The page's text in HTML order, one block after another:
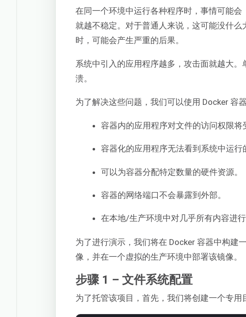
在同一个环境中运行各种程序时，事情可能
就越不稳定。对于普通人来说，这可能没什
时，可能会产生严重的后果。
系统中引入的应用程序越多，攻击面就越大
溃。
为了解决这些问题，我们可以使用 Docker 容
容器内的应用程序对文件的访问权限将
容器化的应用程序无法看到系统中运行
可以为容器分配特定数量的硬件资源。
容器的网络端口不会暴露到外部。
在本地/生产环境中对几乎所有内容进行
为了进行演示，我们将在 Docker 容器中构建
像，并在一个虚拟的生产环境中部署该镜像。
步骤 1 – 文件系统配置
为了托管该项目，首先，我们将创建一个专用